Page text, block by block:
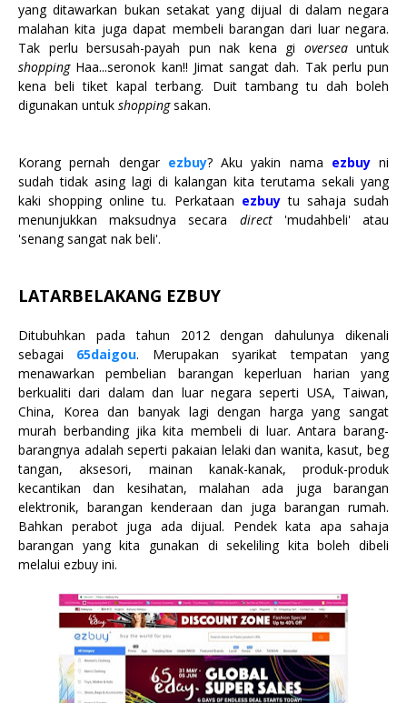
yang ditawarkan bukan setakat yang dijual di dalam negara
malahan kita juga dapat membeli barangan dari luar negara.
Tak perlu bersusah-payah pun nak kena gi overseauntuk
shoppingHaa...seronok kan!! Jimat sangat dah. Tak perlu pun
kena beli tiket kapal terbang. Duit tambang tu dah boleh
digunakan untuk shoppingsakan.
Korang pernah dengar ezbuy? Aku yakin nama ezbuyni
sudah tidak asing lagi di kalangan kita terutama sekali yang
kaki shopping online tu. Perkataan ezbuytu sahaja sudah
menunjukkan maksudnya secara direct'mudahbeli' atau
'senang sangat nak beli'.
LATARBELAKANG EZBUY
Ditubuhkan pada tahun 2012 dengan dahulunya dikenali
sebagai 65daigou. Merupakan syarikat tempatan yang
menawarkan pembelian barangan keperluan harian yang
berkualiti dari dalam dan luar negara seperti USA, Taiwan,
China, Korea dan banyak lagi dengan harga yang sangat
murah berbanding jika kita membeli di luar. Antara barang-
barangnya adalah seperti pakaian lelaki dan wanita, kasut, beg
tangan, aksesori, mainan kanak-kanak, produk-produk
kecantikan dan kesihatan, malahan ada juga barangan
elektronik, barangan kenderaan dan juga barangan rumah.
Bahkan perabot juga ada dijual. Pendek kata apa sahaja
barangan yang kita gunakan di sekeliling kita boleh dibeli
melalui ezbuy ini.